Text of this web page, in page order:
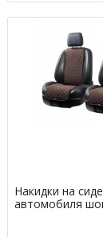
Накидки на
автомобиля